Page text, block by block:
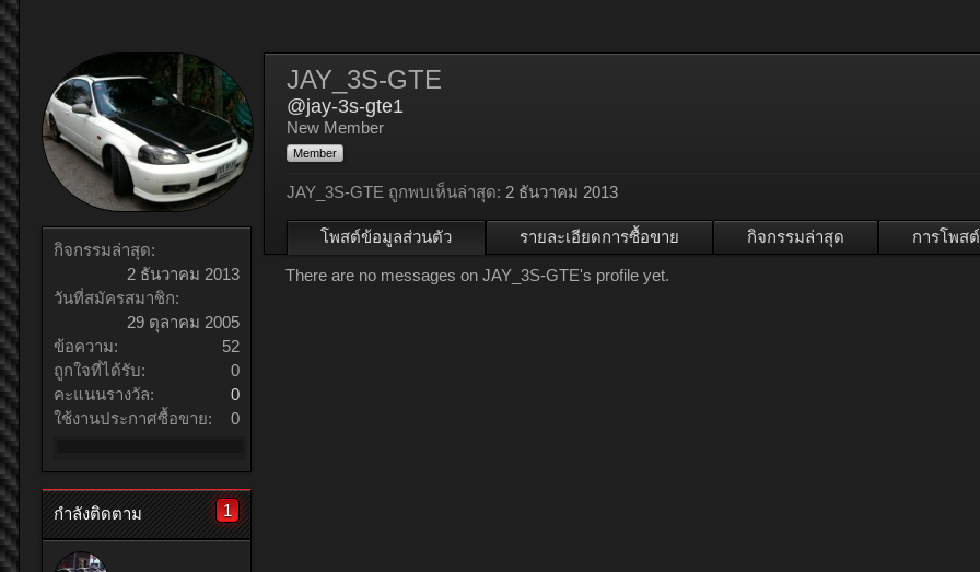
กิจกรรมล่าสุด:
2 ธันวาคม 2013
วันที่สมัครสมาชิก:
29 ตุลาคม 2005
ข้อความ:
52
ถูกใจที่ได้รับ:
0
คะแนนรางวัล:
0
ใช้งานประกาศซื้อขาย:
0
กำลังติดตาม 1
JAY_3S-GTE
@jay-3s-gte1
New Member
Member
JAY_3S-GTE ถูกพบเห็นล่าสุด: 2 ธันวาคม 2013
โพสต์ข้อมูลส่วนตัว รายละเอียดการซื้อขาย กิจกรรมล่าสุด การโพสต์
There are no messages on JAY_3S-GTE's profile yet.